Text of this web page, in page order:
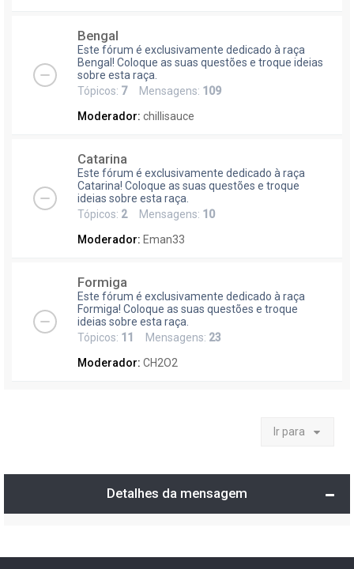
Bengal
Este fórum é exclusivamente dedicado à raça
Bengal! Coloque as suas questões e troque ideias
sobre esta raça.
Tópicos: 7Mensagens: 109
Moderador: chillisauce
Catarina
Este fórum é exclusivamente dedicado à raça
Catarina! Coloque as suas questões e troque
ideias sobre esta raça.
Tópicos: 2Mensagens: 10
Moderador: Eman33
Formiga
Este fórum é exclusivamente dedicado à raça
Formiga! Coloque as suas questões e troque
ideias sobre esta raça.
Tópicos: 11 Mensagens: 23
Moderador: CH2O2
Ir para
Detalhes da mensagem